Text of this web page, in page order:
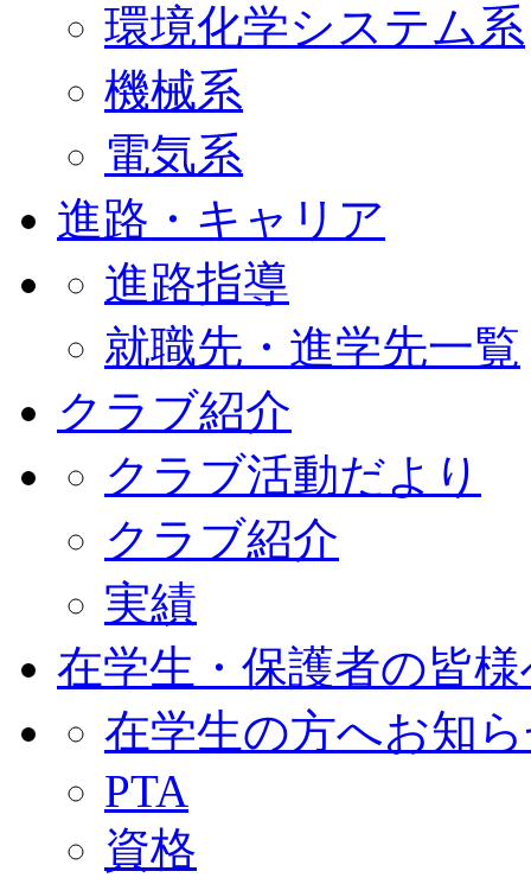
環境化学システム系
機械系
電気系
進路・キャリア
進路指導
就職先・進学先一覧
クラブ紹介
クラブ活動だより
クラブ紹介
実績
在学生・保護者の皆
在学生の方へお知
PTA
資格